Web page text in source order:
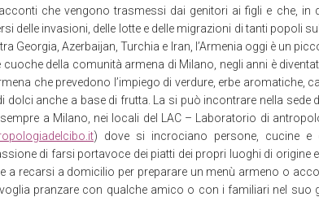
che vengono trasmessi dai genitori ai figli e che,
delle invasioni, delle lotte e delle migrazioni di tanti popoli
Georgia, Azerbaijan, Turchia e Iran, l’Armenia oggi è un
della comunità armena di Milano, negli anni è
che prevedono l’impiego di verdure, erbe aromatiche,
dolci anche a base di frutta. La si può incontrare nella sede
a Milano, nei locali del LAC – Laboratorio di
) dove si incrociano persone, cucine e
di farsi portavoce dei piatti dei propri luoghi di origine
a recarsi a domicilio per preparare un menù armeno o
pranzare con qualche amico o con i familiari nel suo